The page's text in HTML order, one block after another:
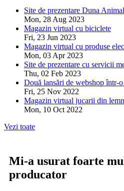
Site de prezentare Duna
Mon, 28 Aug 2023
Magazin virtual cu biciclete
Fri, 23 Jun 2023
Magazin virtual cu produse
Mon, 03 Apr 2023
Site de prezentare cu servicii
Thu, 02 Feb 2023
Două lansări de webshop într-o
Fri, 25 Nov 2022
Magazin virtual jucarii din
Mon, 10 Oct 2022
Vezi toate
Mi-a usurat foarte
producator